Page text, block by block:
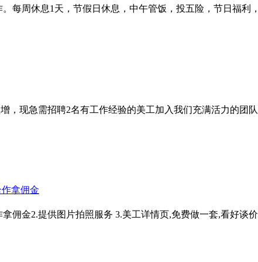
每周休息1天，节假日休息，中午管饭，投五险，节日福
，现急需招聘2名有工作经验的美工加入我们充满活力的
拿佣金
佣金2.提供图片拍照服务 3.美工详情页,免费做一套,看好谈